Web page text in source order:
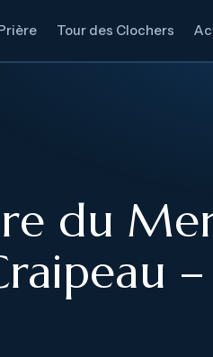
Tour des Clochers
du